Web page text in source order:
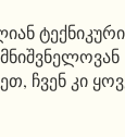
ჩვენ კი